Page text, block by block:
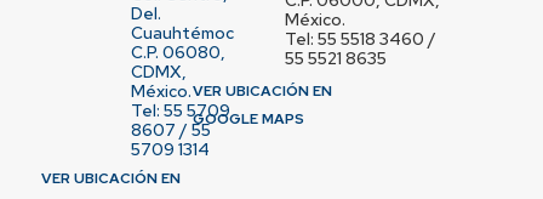
Del.
Cuauhtémoc
C.P. 06080,
CDMX,
México.
Tel: 55 5709
8607 / 55
5709 1314
VER UBICACIÓN EN
México.
Tel: 55 5518 3460 /
55 5521 8635
VER UBICACIÓN EN
GOOGLE MAPS